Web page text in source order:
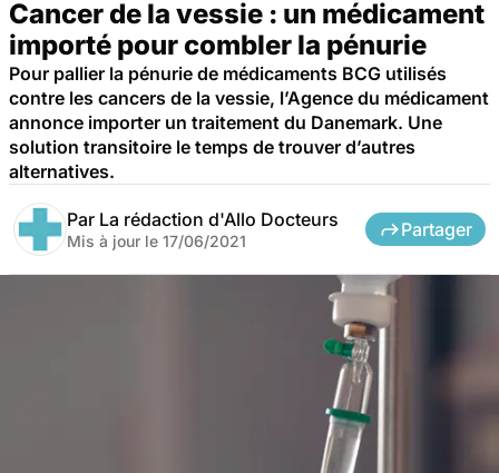
Cancer de la vessie : un médicament
importé pour combler la pénurie
Pour pallier la pénurie de médicaments BCG utilisés
contre les cancers de la vessie, l’Agence du médicament
annonce importer un traitement du Danemark. Une
solution transitoire le temps de trouver d’autres
alternatives.
Par La rédaction d'Allo Docteurs
Mis à jour le 17/06/2021
Partager